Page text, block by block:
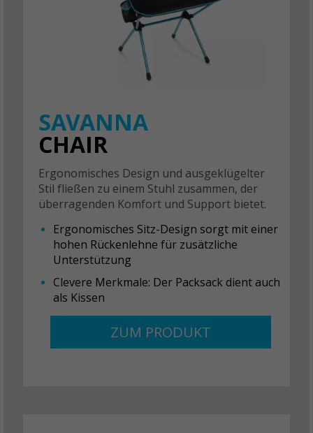
SAVANNA
CHAIR
Ergonomisches Design und ausgeklügelter
Stil fließen zu einem Stuhl zusammen, der
überragenden Komfort und Support bietet.
Ergonomisches Sitz-Design sorgt mit einer
hohen Rückenlehne für zusätzliche
Unterstützung
Clevere Merkmale: Der Packsack dient auch
als Kissen
ZUM PRODUKT